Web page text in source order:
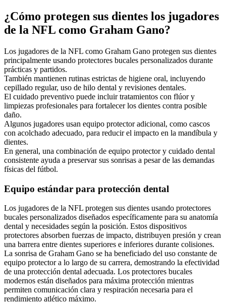
¿Cómo protegen sus dientes los jugadores
de la NFL como Graham Gano?
Los jugadores de la NFL como Graham Gano protegen sus dientes
principalmente usando protectores bucales personalizados durante
prácticas y partidos.
También mantienen rutinas estrictas de higiene oral, incluyendo
cepillado regular, uso de hilo dental y revisiones dentales.
El cuidado preventivo puede incluir tratamientos con flúor y
limpiezas profesionales para fortalecer los dientes contra posible
daño.
Algunos jugadores usan equipo protector adicional, como cascos
con acolchado adecuado, para reducir el impacto en la mandíbula y
dientes.
En general, una combinación de equipo protector y cuidado dental
consistente ayuda a preservar sus sonrisas a pesar de las demandas
físicas del fútbol.
Equipo estándar para protección dental
Los jugadores de la NFL protegen sus dientes usando protectores
bucales personalizados diseñados específicamente para su anatomía
dental y necesidades según la posición. Estos dispositivos
protectores absorben fuerzas de impacto, distribuyen presión y crean
una barrera entre dientes superiores e inferiores durante colisiones.
La sonrisa de Graham Gano se ha beneficiado del uso constante de
equipo protector a lo largo de su carrera, demostrando la efectividad
de una protección dental adecuada. Los protectores bucales
modernos están diseñados para máxima protección mientras
permiten comunicación clara y respiración necesaria para el
rendimiento atlético máximo.